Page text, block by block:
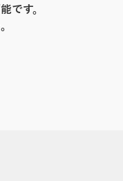
です。